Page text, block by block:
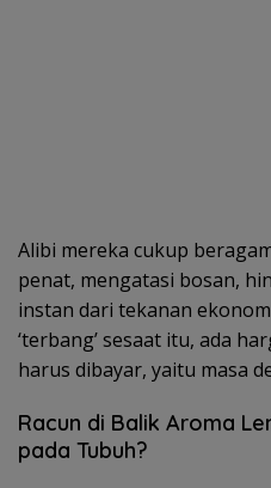
Alibi mereka cukup
penat, mengatasi bosan,
instan dari tekanan
‘terbang’ sesaat itu, ada
harus dibayar, yaitu masa
Racun di Balik Aroma
pada Tubuh?